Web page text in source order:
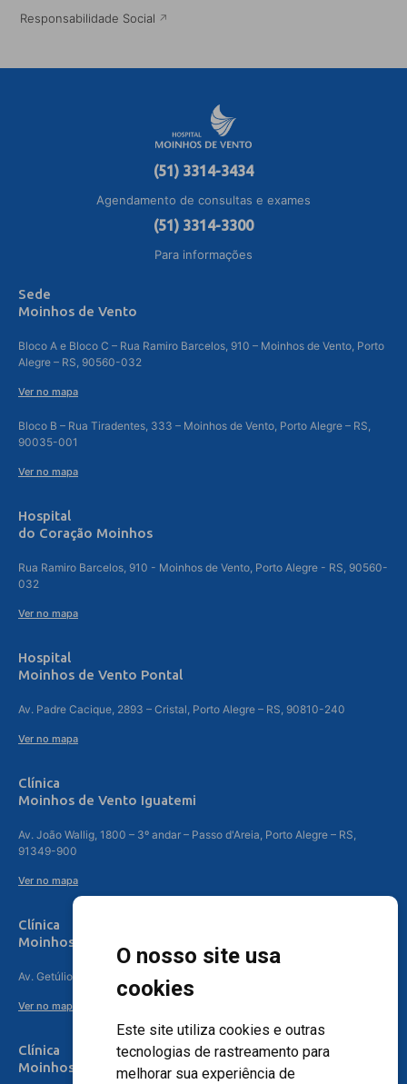
O nosso site usa
cookies
Este site utiliza cookies e outras
tecnologias de rastreamento para
melhorar sua experiência de
Responsabilidade Social
(51) 3314-3434
Agendamento de consultas e exames
(51) 3314-3300
Para informações
Sede
Moinhos de Vento
Bloco A e Bloco C – Rua Ramiro Barcelos, 910 – Moinhos de Vento, Porto
Alegre – RS, 90560-032
Ver no mapa
Bloco B – Rua Tiradentes, 333 – Moinhos de Vento, Porto Alegre – RS,
90035-001
Ver no mapa
Hospital
do Coração Moinhos
Rua Ramiro Barcelos, 910 - Moinhos de Vento, Porto Alegre - RS, 90560-
032
Ver no mapa
Hospital
Moinhos de Vento Pontal
Av. Padre Cacique, 2893 – Cristal, Porto Alegre – RS, 90810-240
Ver no mapa
Clínica
Moinhos de Vento Iguatemi
Av. João Wallig, 1800 – 3º andar – Passo d'Areia, Porto Alegre – RS,
91349-900
Ver no mapa
Clínica
Moinhos de Vento Canoas
Av. Getúlio Vargas, 4841 – Centro, Canoas – RS, 92010-010
Ver no mapa
Clínica
Moinhos de Vento - Teresópolis